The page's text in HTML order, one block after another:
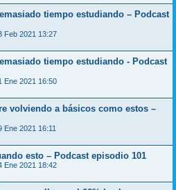
tiempo estudiando – Podcast
Feb 2021 13:27
tiempo estudiando - Podcast
Ene 2021 16:50
volviendo a básicos como estos –
Ene 2021 16:11
esto – Podcast episodio 101
Ene 2021 18:42